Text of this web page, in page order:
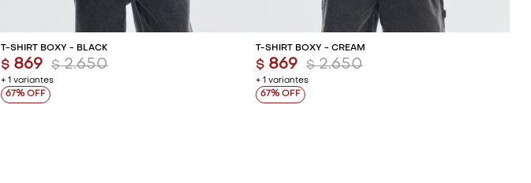
AGREGAR AL CARRITO
T-SHIRT BOXY - BLACK
+ 1 variantes
$ 869 $ 2.650
67
AGREGAR AL CARRITO
T-SHIRT BOXY - CREAM
+ 1 variantes
$ 869 $ 2.650
67